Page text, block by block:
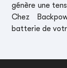
génère une
Chez
batterie de